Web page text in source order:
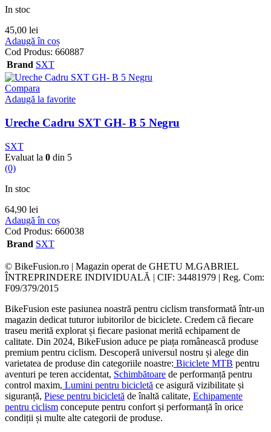
In stoc
45,00 lei
Adaugă în coș
Cod Produs: 660887
Brand SXT
Compara
Adaugă la favorite
Ureche Cadru SXT GH- B 5 Negru
SXT
Evaluat la 0 din 5
(0)
In stoc
64,90 lei
Adaugă în coș
Cod Produs: 660038
Brand SXT
© BikeFusion.ro | Magazin operat de GHETU M.GABRIEL
ÎNTREPRINDERE INDIVIDUALĂ | CIF: 34481979 | Reg. Com:
F09/379/2015
BikeFusion este pasiunea noastră pentru ciclism transformată într-un
magazin dedicat tuturor iubitorilor de biciclete. Credem că fiecare
traseu merită explorat și fiecare pasionat merită echipament de
calitate. Din 2024, BikeFusion aduce pe piața românească produse
premium pentru ciclism. Descoperă universul nostru și alege din
varietatea de produse din categoriile noastre: Biciclete MTB pentru
aventuri pe teren accidentat, Schimbătoare de performanță pentru
control maxim, Lumini pentru bicicletă ce asigură vizibilitate și
siguranță, Piese pentru bicicletă de înaltă calitate, Echipamente
pentru ciclism concepute pentru confort și performanță în orice
condiții și multe alte categorii de produse.